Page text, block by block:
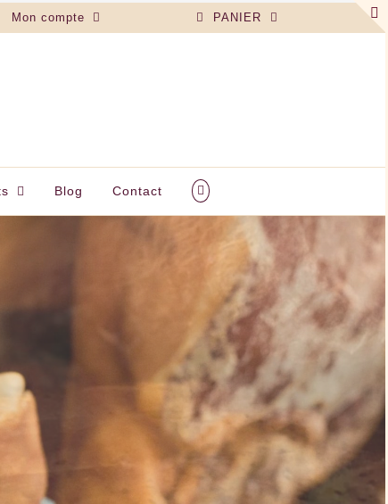
Mon compte PANIER
Blog Contact
• LA